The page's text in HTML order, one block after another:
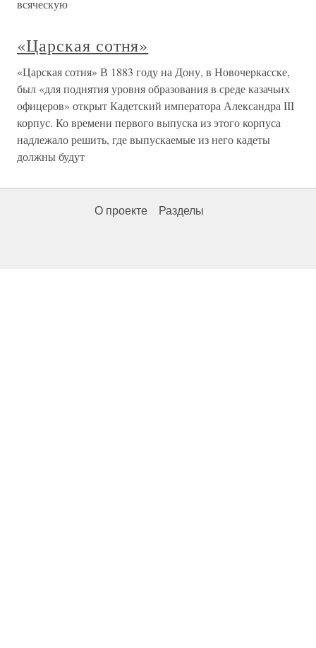
всяческую
«Царская сотня»
«Царская сотня» В 1883 году на Дону, в Новочеркасске,
был «для поднятия уровня образования в среде казачьих
офицеров» открыт Кадетский императора Александра III
корпус. Ко времени первого выпуска из этого корпуса
надлежало решить, где выпускаемые из него кадеты
должны будут
О проекте Разделы